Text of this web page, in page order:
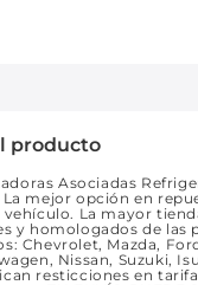
producto
Asociadas
mejor opción en
La mayor
y homologados de las
Chevrolet, Mazda,
Nissan, Suzuki,
resticciones en